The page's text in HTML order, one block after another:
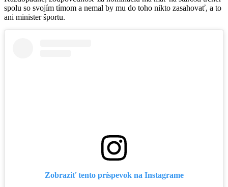
spolu so svojím tímom a nemal by mu do toho nikto zasahovať, a to
ani minister športu.
Zobraziť tento príspevok na Instagrame